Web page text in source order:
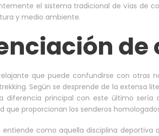
el sistema tradicional de vías de
y medio ambiente.
que puede confundirse con otras
Según se desprende de la extensa
diferencia principal con este último
que proporcionan los senderos
entiende como aquella disciplina